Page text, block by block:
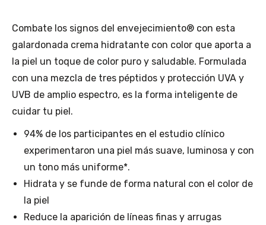
Combate los signos del envejecimiento® con esta
galardonada crema hidratante con color que aporta a
la piel un toque de color puro y saludable. Formulada
con una mezcla de tres péptidos y protección UVA y
UVB de amplio espectro, es la forma inteligente de
cuidar tu piel.
94% de los participantes en el estudio clínico
experimentaron una piel más suave, luminosa y con
un tono más uniforme*.
Hidrata y se funde de forma natural con el color de
la piel
Reduce la aparición de líneas finas y arrugas